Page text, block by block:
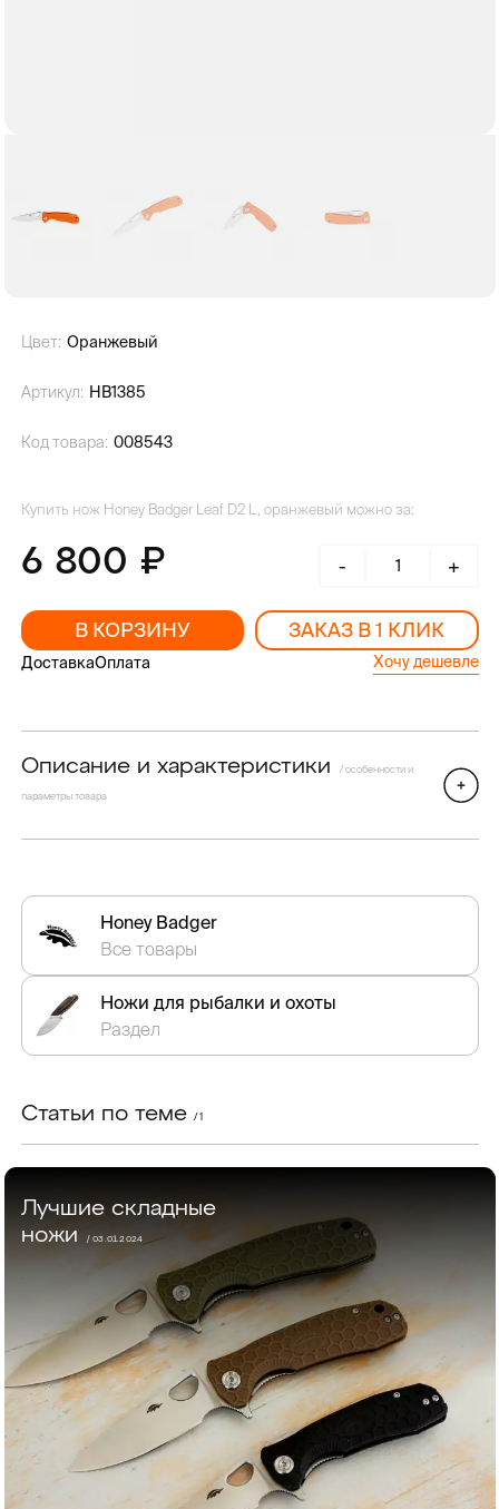
Цвет: Оранжевый
Артикул: HB1385
Код товара: 008543
Купить нож Honey Badger Leaf D2 L, оранжевый можно за:
6 800 - +
В КОРЗИНУ ЗАКАЗ В 1 КЛИК
ДоставкаОплата Хочу дешевле
Описание и характеристики / особенности и
параметры товара
Honey Badger
Все товары
Ножи для рыбалки и охоты
Раздел
Статьи по теме / 1
Лучшие складные
ножи
/ 03.01.2024